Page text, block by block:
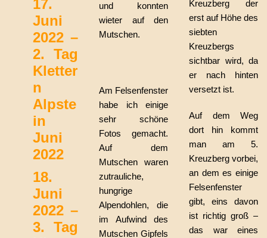
17.
Juni
2022 –
2. Tag
Kletter
n
Alpste
in
Juni
2022
18.
Juni
2022 –
3. Tag
und konnten
wieter auf den
Mutschen.
Am Felsenfenster
habe ich einige
sehr schöne
Fotos gemacht.
Auf dem
Mutschen waren
zutrauliche,
hungrige
Alpendohlen, die
im Aufwind des
Mutschen Gipfels
Kreuzberg der
erst auf Höhe des
siebten
Kreuzbergs
sichtbar wird, da
er nach hinten
versetzt ist.
Auf dem Weg
dort hin kommt
man am 5.
Kreuzberg vorbei,
an dem es einige
Felsenfenster
gibt, eins davon
ist richtig groß –
das war eines